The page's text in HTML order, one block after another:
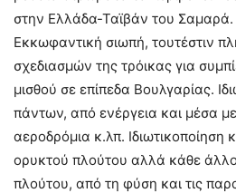
στην Ελλάδα-Ταϊβάν του Σαμαρά.
Εκκωφαντική σιωπή, τουτέστιν
σχεδιασμών της τρόικας για
μισθού σε επίπεδα Βουλγαρίας.
πάντων, από ενέργεια και μέσα
αεροδρόμια κ.λπ. Ιδιωτικοποίηση
ορυκτού πλούτου αλλά κάθε
πλούτου, από τη φύση και τις